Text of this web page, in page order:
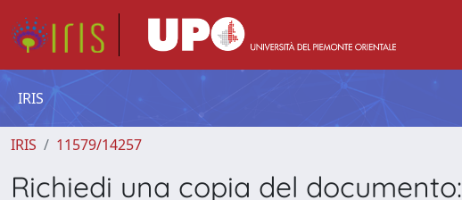
IRIS
IRIS 11579/14257
Richiedi una copia del documento: